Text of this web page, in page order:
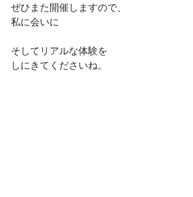
ぜひまた開催しますので、
私に会いに
そしてリアルな体験を
しにきてくださいね。